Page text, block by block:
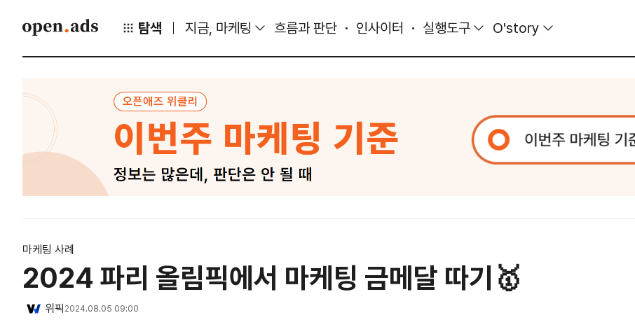
탐색 지금, 마케팅 흐름과 판단 인사이터 실행도구 O'story
마케팅 사례
2024 파리 올림픽에서 마케팅 금메달 따기🥇
위픽 2024.08.05 09:00